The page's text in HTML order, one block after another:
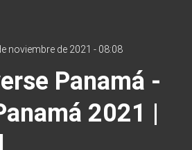
noviembre de 2021 - 08:08
Panamá -
2021 |